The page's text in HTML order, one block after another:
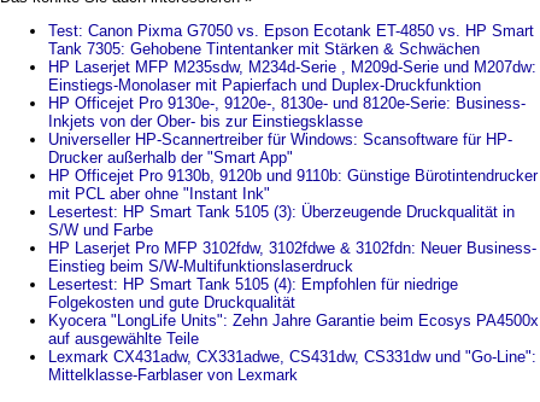
Test: Canon Pixma G7050 vs. Epson Ecotank ET-4850 vs. HP Smart
Tank 7305: Gehobene Tintentanker mit Stärken & Schwächen
HP Laserjet MFP M235sdw, M234d-Serie , M209d-Serie und M207dw:
Einstiegs-Monolaser mit Papierfach und Duplex-Druckfunktion
HP Officejet Pro 9130e-, 9120e-, 8130e- und 8120e-Serie: Business-
Inkjets von der Ober- bis zur Einstiegsklasse
Universeller HP-Scannertreiber für Windows: Scansoftware für HP-
Drucker außerhalb der "Smart App"
HP Officejet Pro 9130b, 9120b und 9110b: Günstige Bürotintendrucker
mit PCL aber ohne "Instant Ink"
Lesertest: HP Smart Tank 5105 (3): Überzeugende Druckqualität in
S/W und Farbe
HP Laserjet Pro MFP 3102fdw, 3102fdwe & 3102fdn: Neuer Business-
Einstieg beim S/W-Multifunktionslaserdruck
Lesertest: HP Smart Tank 5105 (4): Empfohlen für niedrige
Folgekosten und gute Druckqualität
Kyocera "LongLife Units": Zehn Jahre Garantie beim Ecosys PA4500x
auf ausgewählte Teile
Lexmark CX431adw, CX331adwe, CS431dw, CS331dw und "Go-Line":
Mittelklasse-Farblaser von Lexmark